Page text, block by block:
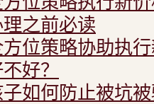
之前必读
位策略协助执
好？
如何防止被坑